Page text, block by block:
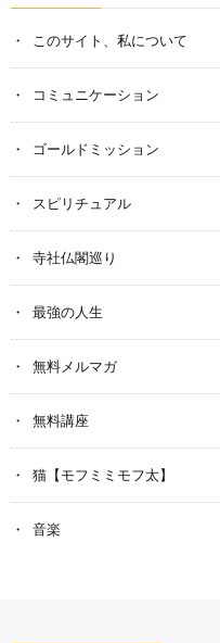
このサイト、私について
コミュニケーション
ゴールドミッション
スピリチュアル
寺社仏閣巡り
最強の人生
無料メルマガ
無料講座
猫【モフミミモフ太】
音楽